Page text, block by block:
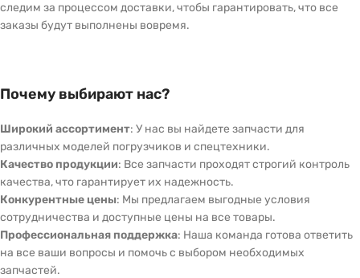
следим за процессом доставки, чтобы гарантировать, что все
заказы будут выполнены вовремя.
Почему выбирают нас?
Широкий ассортимент: У нас вы найдете запчасти для
различных моделей погрузчиков и спецтехники.
Качество продукции: Все запчасти проходят строгий контроль
качества, что гарантирует их надежность.
Конкурентные цены: Мы предлагаем выгодные условия
сотрудничества и доступные цены на все товары.
Профессиональная поддержка: Наша команда готова ответить
на все ваши вопросы и помочь с выбором необходимых
запчастей.